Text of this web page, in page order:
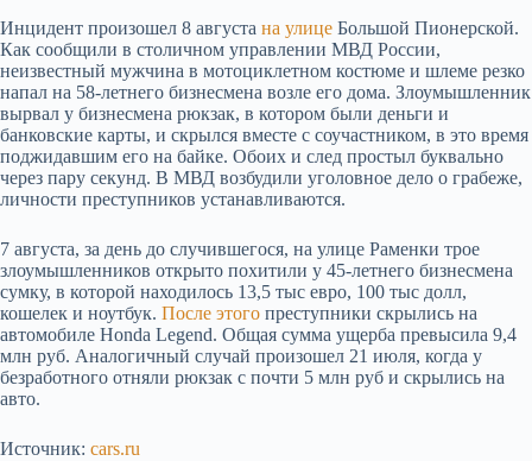
Инцидент произошел 8 августа на улице Большой Пионерской.
Как сообщили в столичном управлении МВД России,
неизвестный мужчина в мотоциклетном костюме и шлеме резко
напал на 58-летнего бизнесмена возле его дома. Злоумышленник
вырвал у бизнесмена рюкзак, в котором были деньги и
банковские карты, и скрылся вместе с соучастником, в это время
поджидавшим его на байке. Обоих и след простыл буквально
через пару секунд. В МВД возбудили уголовное дело о грабеже,
личности преступников устанавливаются.
7 августа, за день до случившегося, на улице Раменки трое
злоумышленников открыто похитили у 45-летнего бизнесмена
сумку, в которой находилось 13,5 тыс евро, 100 тыс долл,
кошелек и ноутбук. После этого преступники скрылись на
автомобиле Honda Legend. Общая сумма ущерба превысила 9,4
млн руб. Аналогичный случай произошел 21 июля, когда у
безработного отняли рюкзак с почти 5 млн руб и скрылись на
авто.
Источник: cars.ru